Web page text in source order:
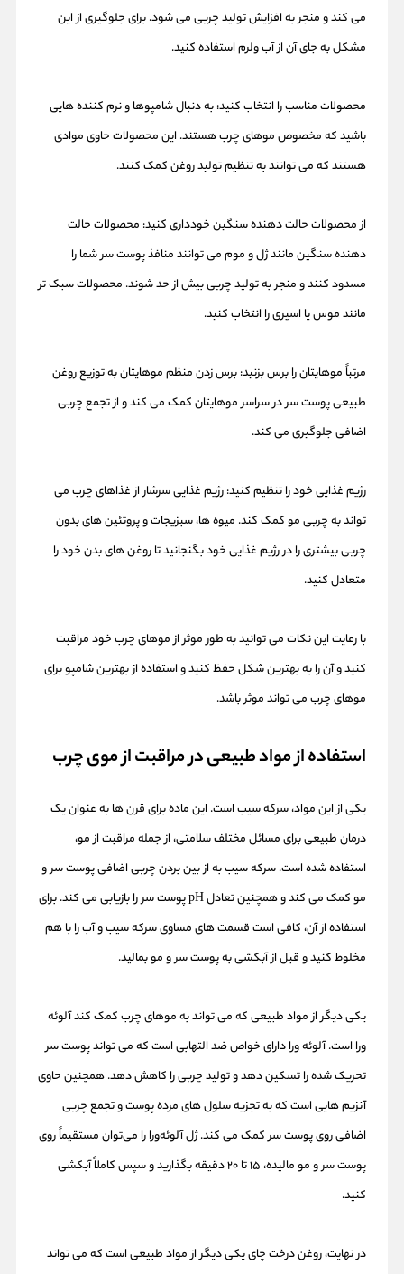
می کند و منجر به افزایش تولید چربی می شود. برای جلوگیری از این
مشکل به جای آن از آب ولرم استفاده کنید.
محصولات مناسب را انتخاب کنید: به دنبال شامپوها و نرم کننده هایی
باشید که مخصوص موهای چرب هستند. این محصولات حاوی موادی
هستند که می توانند به تنظیم تولید روغن کمک کنند.
از محصولات حالت دهنده سنگین خودداری کنید: محصولات حالت
دهنده سنگین مانند ژل و موم می توانند منافذ پوست سر شما را
مسدود کنند و منجر به تولید چربی بیش از حد شوند. محصولات سبک تر
مانند موس یا اسپری را انتخاب کنید.
مرتباً موهایتان را برس بزنید: برس زدن منظم موهایتان به توزیع روغن
طبیعی پوست سر در سراسر موهایتان کمک می کند و از تجمع چربی
اضافی جلوگیری می کند.
رژیم غذایی خود را تنظیم کنید: رژیم غذایی سرشار از غذاهای چرب می
تواند به چربی مو کمک کند. میوه ها، سبزیجات و پروتئین های بدون
چربی بیشتری را در رژیم غذایی خود بگنجانید تا روغن های بدن خود را
متعادل کنید.
با رعایت این نکات می توانید به طور موثر از موهای چرب خود مراقبت
کنید و آن را به بهترین شکل حفظ کنید و استفاده از بهترین شامپو برای
موهای چرب می تواند موثر باشد.
استفاده از مواد طبیعی در مراقبت از موی چرب
یکی از این مواد، سرکه سیب است. این ماده برای قرن ها به عنوان یک
درمان طبیعی برای مسائل مختلف سلامتی، از جمله مراقبت از مو،
استفاده شده است. سرکه سیب به از بین بردن چربی اضافی پوست سر و
مو کمک می کند و همچنین تعادل pH پوست سر را بازیابی می کند. برای
استفاده از آن، کافی است قسمت های مساوی سرکه سیب و آب را با هم
مخلوط کنید و قبل از آبکشی به پوست سر و مو بمالید.
یکی دیگر از مواد طبیعی که می تواند به موهای چرب کمک کند آلوئه
ورا است. آلوئه ورا دارای خواص ضد التهابی است که می تواند پوست سر
تحریک شده را تسکین دهد و تولید چربی را کاهش دهد. همچنین حاوی
آنزیم هایی است که به تجزیه سلول های مرده پوست و تجمع چربی
اضافی روی پوست سر کمک می کند. ژل آلوئه‌ورا را می‌توان مستقیماً روی
پوست سر و مو مالیده، 15 تا 20 دقیقه بگذارید و سپس کاملاً آبکشی
کنید.
در نهایت، روغن درخت چای یکی دیگر از مواد طبیعی است که می تواند